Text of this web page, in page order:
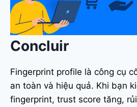
Concluir
Fingerprint profile là công cụ
an toàn và hiệu quả. Khi bạn
fingerprint, trust score tăng,